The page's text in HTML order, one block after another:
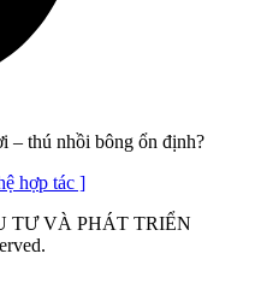
– thú nhồi bông ổn định?
hợp tác ]
TƯ VÀ PHÁT TRIỂN